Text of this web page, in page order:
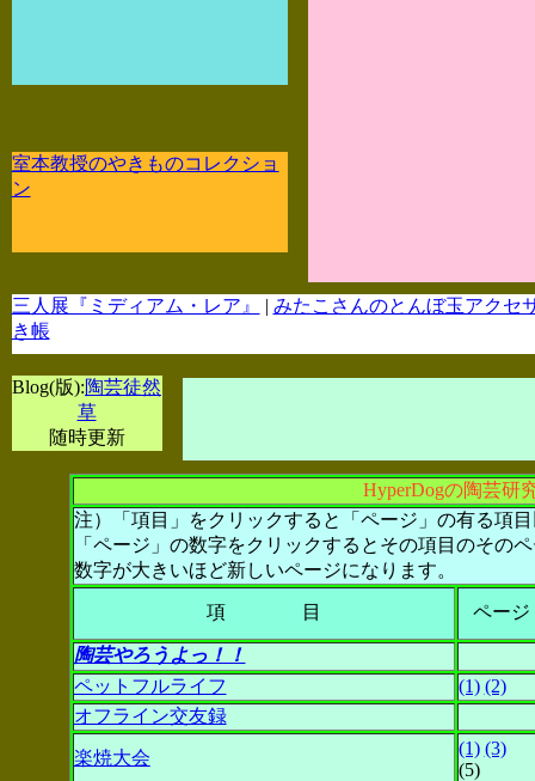
室本教授のやきものコレクショ
ン
三人展『ミディアム・レア』 | みたこさんのとんぼ玉アクセ
き帳
Blog(版):陶芸徒然
草
随時更新
HyperDogの陶芸
注）「項目」をクリックすると「ページ」の有る項
「ページ」の数字をクリックするとその項目のその
数字が大きいほど新しいページになります。
項 目 ページ
陶芸やろうよっ！！
ペットフルライフ
(1) (2)
オフライン交友録
楽焼大会 (1) (3)
(5)